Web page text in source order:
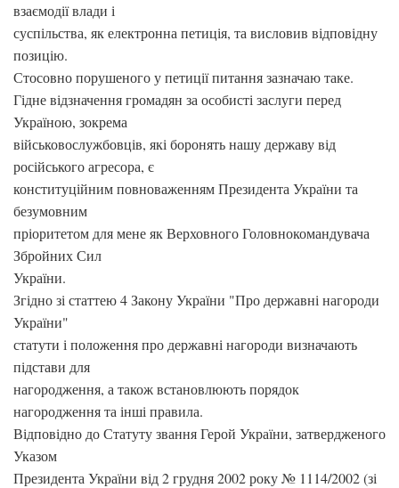
взаємодії влади і
суспільства, як електронна петиція, та висловив відповідну
позицію.
Стосовно порушеного у петиції питання зазначаю таке.
Гідне відзначення громадян за особисті заслуги перед
Україною, зокрема
військовослужбовців, які боронять нашу державу від
російського агресора, є
конституційним повноваженням Президента України та
безумовним
пріоритетом для мене як Верховного Головнокомандувача
Збройних Сил
України.
Згідно зі статтею 4 Закону України "Про державні нагороди
України"
статути і положення про державні нагороди визначають
підстави для
нагородження, а також встановлюють порядок
нагородження та інші правила.
Відповідно до Статуту звання Герой України, затвердженого
Указом
Президента України від 2 грудня 2002 року № 1114/2002 (зі